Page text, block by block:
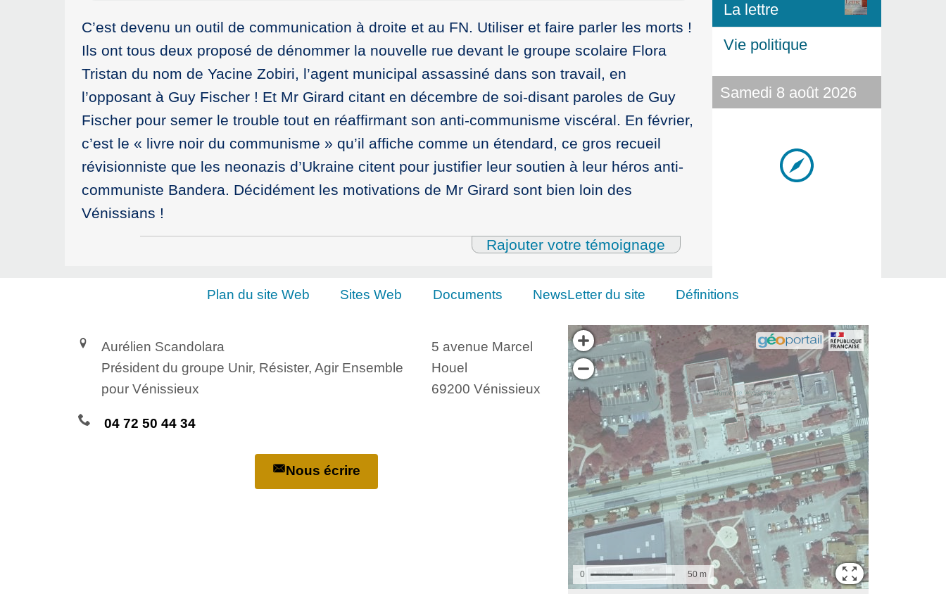
C’est devenu un outil de communication à droite et au FN. Utiliser et faire parler les morts !
Ils ont tous deux proposé de dénommer la nouvelle rue devant le groupe scolaire Flora
Tristan du nom de Yacine Zobiri, l’agent municipal assassiné dans son travail, en
l’opposant à Guy Fischer ! Et Mr Girard citant en décembre de soi-disant paroles de Guy
Fischer pour semer le trouble tout en réaffirmant son anti-communisme viscéral. En février,
c’est le « livre noir du communisme » qu’il affiche comme un étendard, ce gros recueil
révisionniste que les neonazis d’Ukraine citent pour justifier leur soutien à leur héros anti-
communiste Bandera. Décidément les motivations de Mr Girard sont bien loin des
Vénissians !
Rajouter votre témoignage
La lettre
Vie politique
Samedi 8 août 2026
Plan du site Web Sites Web Documents NewsLetter du site Définitions
Aurélien Scandolara
Président du groupe Unir, Résister, Agir Ensemble
pour Vénissieux
5 avenue Marcel
Houel
69200 Vénissieux
04 72 50 44 34
Nous écrire